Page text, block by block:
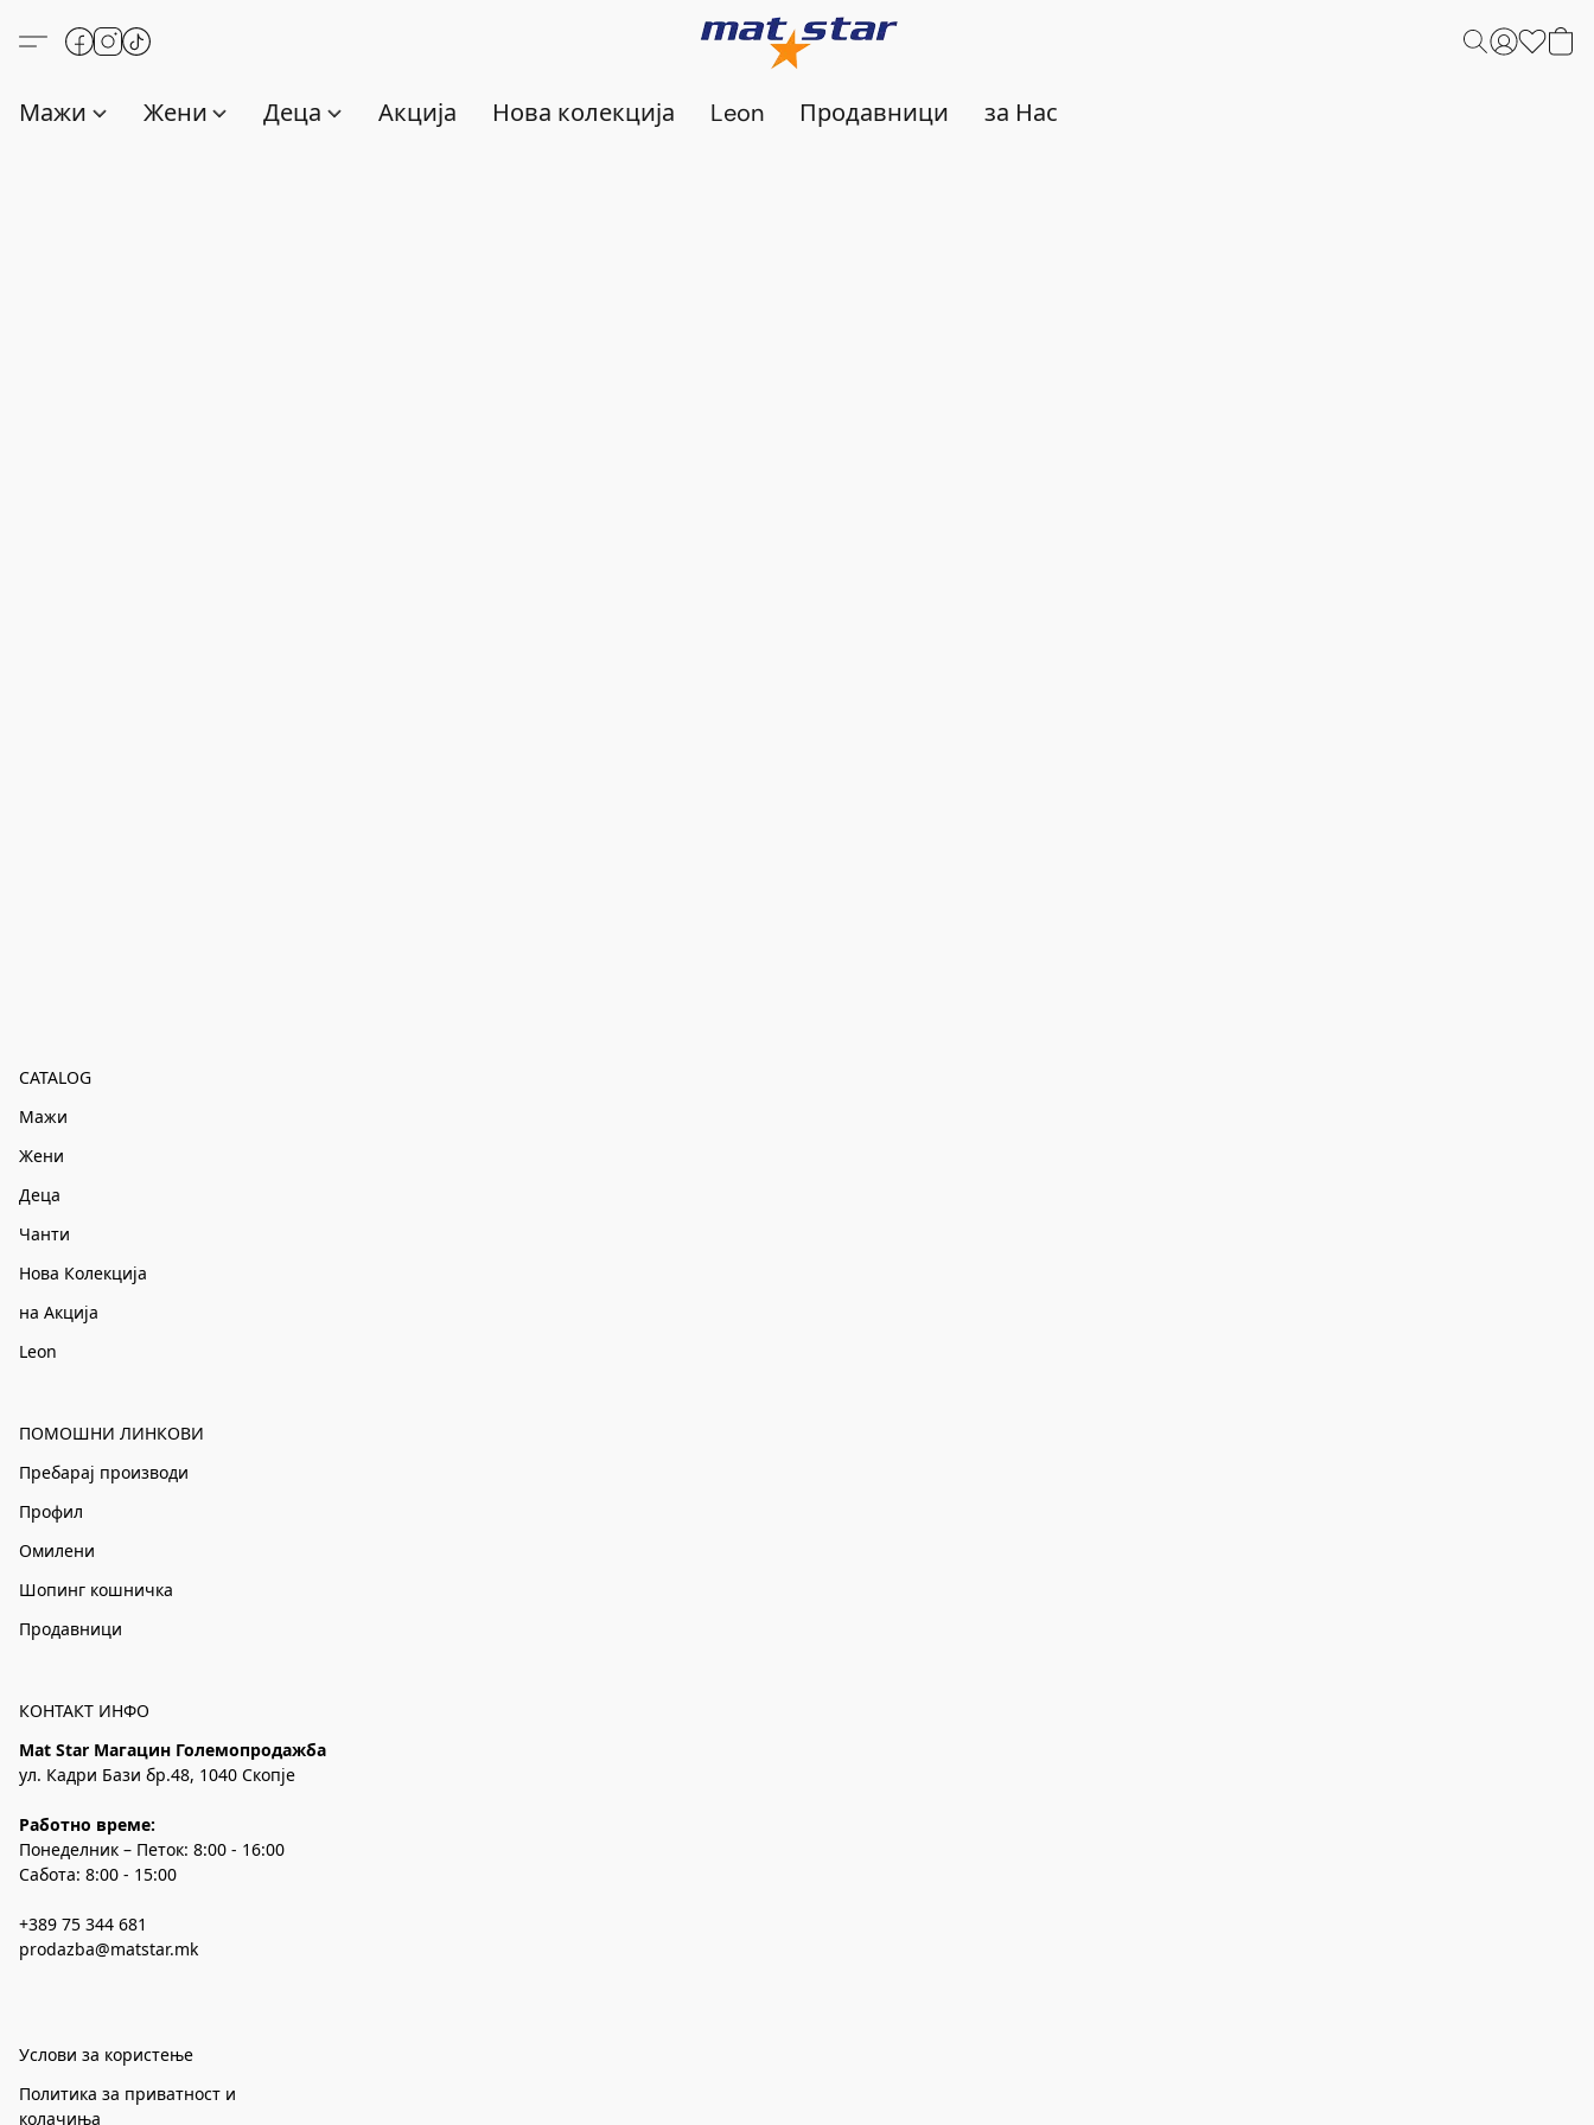
Мажи Жени Деца Акција Нова колекција Leon Продавници за Нас
CATALOG
Мажи
Жени
Деца
Чанти
Нова Колекција
на Акција
Leon
ПОМОШНИ ЛИНКОВИ
Пребарај производи
Профил
Омилени
Шопинг кошничка
Продавници
КОНТАКТ ИНФО
Mat Star Магацин Големопродажба
ул. Кадри Бази бр.48, 1040 Скопје
Работно време:
Понеделник – Петок: 8:00 - 16:00
Сабота: 8:00 - 15:00
+389 75 344 681
prodazba@matstar.mk
Услови за користење
Политика за приватност и
колачиња